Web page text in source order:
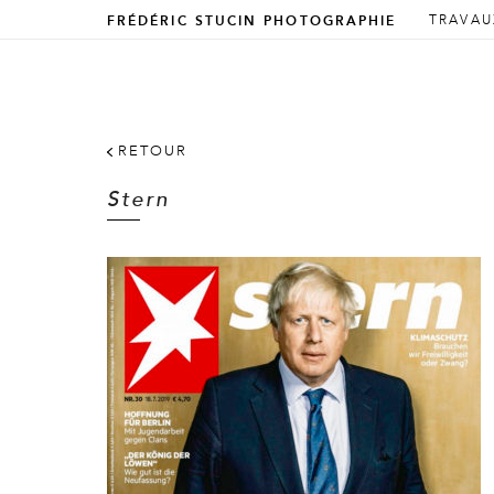
FRÉDÉRIC STUCIN PHOTOGRAPHIE Menu
ALLER
ALLER
RETOUR
Stern